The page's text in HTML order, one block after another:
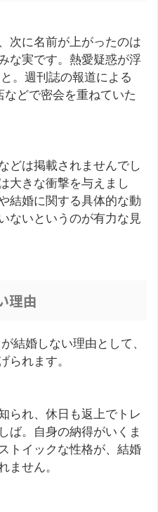
次に名前が上がったのは
な実です。熱愛疑惑が浮
。週刊誌の報道による
どで密会を重ねていた
どは掲載されませんでし
大きな衝撃を与えまし
結婚に関する具体的な動
ないというのが有力な見
理由
結婚しない理由として、
られます。
られ、休日も返上でトレ
ば。自身の納得がいくま
トイックな性格が、結婚
ません。